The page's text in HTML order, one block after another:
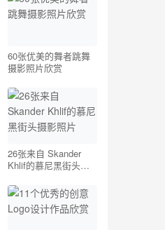
60张优美的舞者跳舞
摄影照片欣赏
26张来自 Skander
Khlif的慕尼黑街头摄